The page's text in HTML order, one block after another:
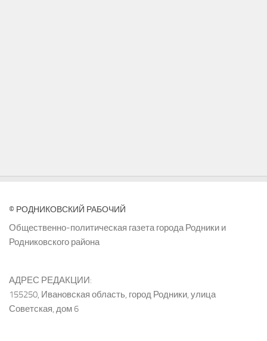
© РОДНИКОВСКИЙ РАБОЧИЙ
Общественно-политическая газета города Родники и
Родниковского района
АДРЕС РЕДАКЦИИ:
155250, Ивановская область, город Родники, улица
Советская, дом 6